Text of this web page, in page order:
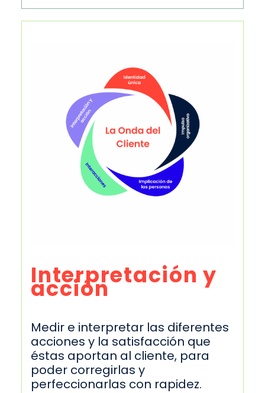
Interpretación y
acción
Medir e interpretar las diferentes
acciones y la satisfacción que
éstas aportan al cliente, para
poder corregirlas y
perfeccionarlas con rapidez.